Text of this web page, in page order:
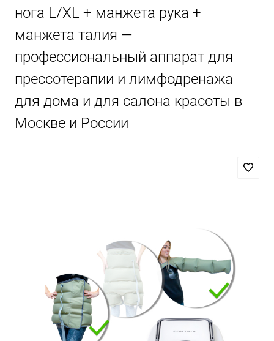
нога L/XL + манжета рука +
манжета талия —
профессиональный аппарат для
прессотерапии и лимфодренажа
для дома и для салона красоты в
Москве и России